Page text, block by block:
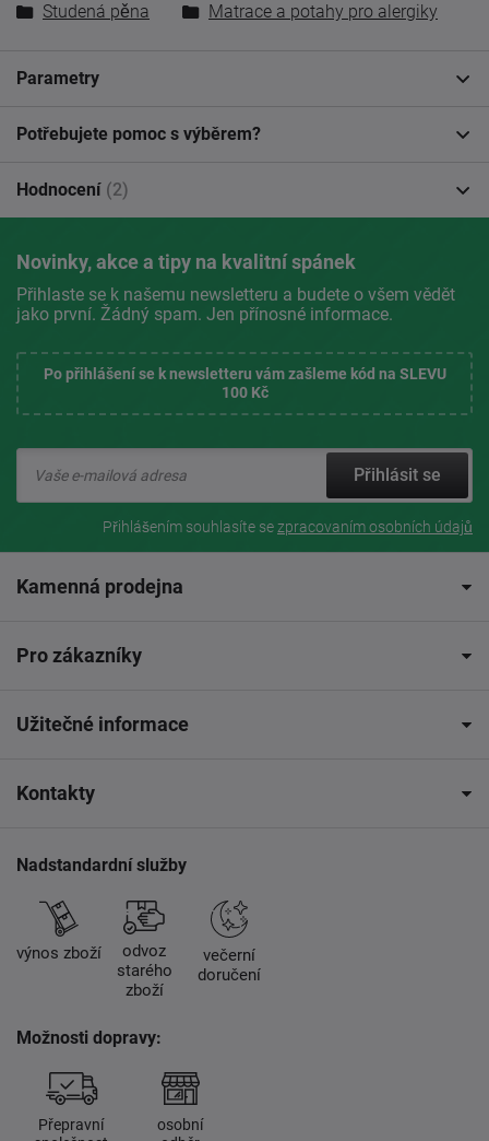
Studená pěna Matrace a potahy pro alergiky
Parametry
Potřebujete pomoc s výběrem?
Hodnocení (2)
Novinky, akce a tipy na kvalitní spánek
Přihlaste se k našemu newsletteru a budete o všem vědět
jako první. Žádný spam. Jen přínosné informace.
Po přihlášení se k newsletteru vám zašleme kód na SLEVU
100 Kč
Přihlásit se
Přihlášením souhlasíte sezpracovaním osobních údajů
Kamenná prodejna
Pro zákazníky
Užitečné informace
Kontakty
Nadstandardní služby
výnos zboží
odvoz
starého
zboží
večerní
doručení
Možnosti dopravy:
Přepravní
osobní